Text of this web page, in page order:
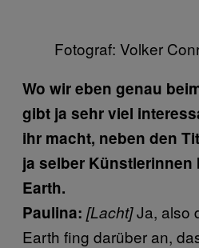
Fotograf: Volker
Wo wir eben genau
gibt ja sehr viel
ihr macht, neben den
ja selber Künstlerinnen
Earth.
Paulina: [Lacht]Ja, also
Earth fing darüber an,